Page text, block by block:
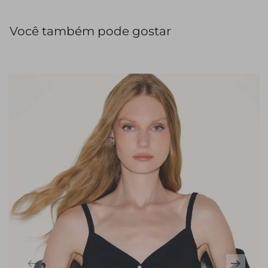
Você também pode gostar